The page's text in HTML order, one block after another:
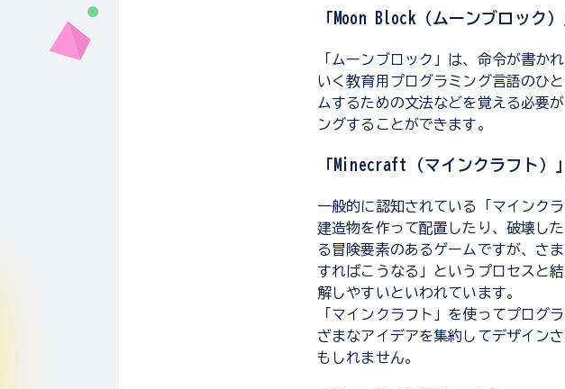
「Moon Block（ムーンブロック）
「ムーンブロック」は、命令が書か
いく教育用プログラミング言語のひ
ムするための文法などを覚える必要
ングすることができます。
「Minecraft（マインクラフト）」
一般的に認知されている「マインク
建造物を作って配置したり、破壊し
る冒険要素のあるゲームですが、さ
すればこうなる」というプロセスと
解しやすいといわれています。
「マインクラフト」を使ってプログ
ざまなアイデアを集約してデザイン
もしれません。